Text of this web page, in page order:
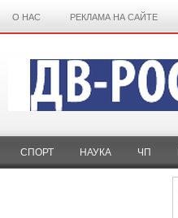
О НАС РЕКЛАМА НА САЙТЕ
СПОРТ НАУКА ЧП